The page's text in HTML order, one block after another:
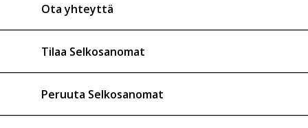
Ota yhteyttä
Tilaa Selkosanomat
Peruuta Selkosanomat